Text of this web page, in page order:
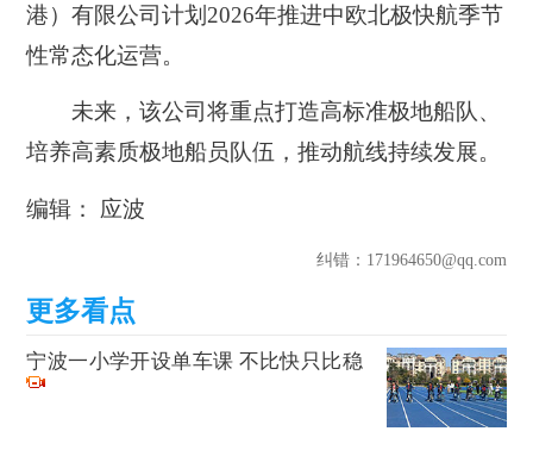
港）有限公司计划2026年推进中欧北极快航季节
性常态化运营。
未来，该公司将重点打造高标准极地船队、
培养高素质极地船员队伍，推动航线持续发展。
编辑： 应波
纠错：171964650@qq.com
宁波一小学开设单车课 不比快只比稳